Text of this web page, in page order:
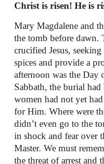
Christ is risen! He is
Mary Magdalene and
the tomb before
crucified Jesus,
spices and provide a
afternoon was the Day
Sabbath, the burial
women had not yet
for Him. Where were
didn’t even go to the
in shock and fear over
Master. We must
the threat of arrest and